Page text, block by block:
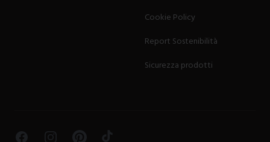
Cookie Policy
Report Sostenibilità
Sicurezza prodotti
FacebookInstagramPinterestTikTok